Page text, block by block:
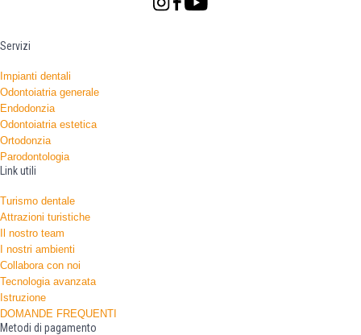
Servizi
Impianti dentali
Odontoiatria generale
Endodonzia
Odontoiatria estetica
Ortodonzia
Parodontologia
Link utili
Turismo dentale
Attrazioni turistiche
Il nostro team
I nostri ambienti
Collabora con noi
Tecnologia avanzata
Istruzione
DOMANDE FREQUENTI
Metodi di pagamento